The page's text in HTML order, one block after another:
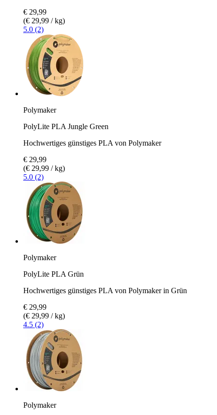
€ 29,99
(€ 29,99 / kg)
5.0 (2)
Polymaker
PolyLite PLA Jungle Green
Hochwertiges günstiges PLA von Polymaker
€ 29,99
(€ 29,99 / kg)
5.0 (2)
Polymaker
PolyLite PLA Grün
Hochwertiges günstiges PLA von Polymaker in Grün
€ 29,99
(€ 29,99 / kg)
4.5 (2)
Polymaker